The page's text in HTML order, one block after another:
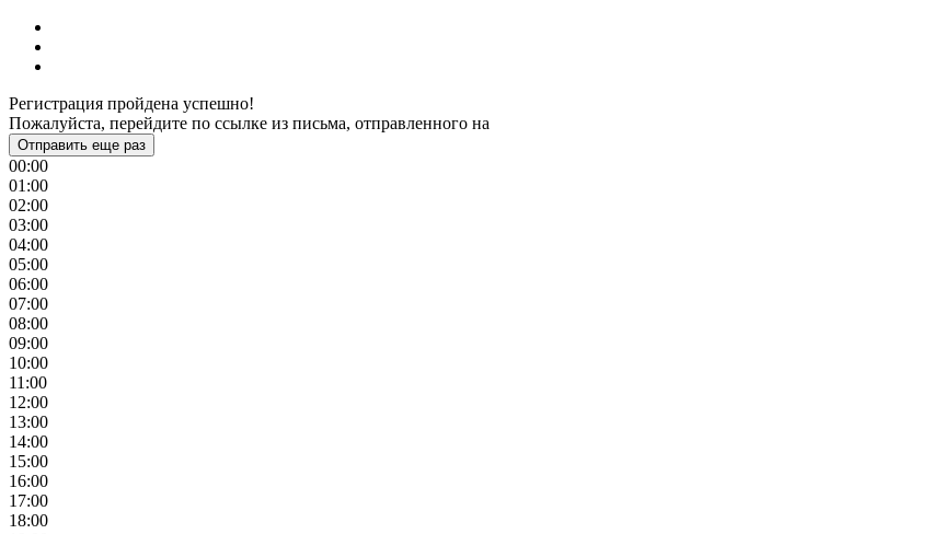
Регистрация пройдена успешно!
Пожалуйста, перейдите по ссылке из письма, отправленного на
Отправить еще раз
00:00
01:00
02:00
03:00
04:00
05:00
06:00
07:00
08:00
09:00
10:00
11:00
12:00
13:00
14:00
15:00
16:00
17:00
18:00